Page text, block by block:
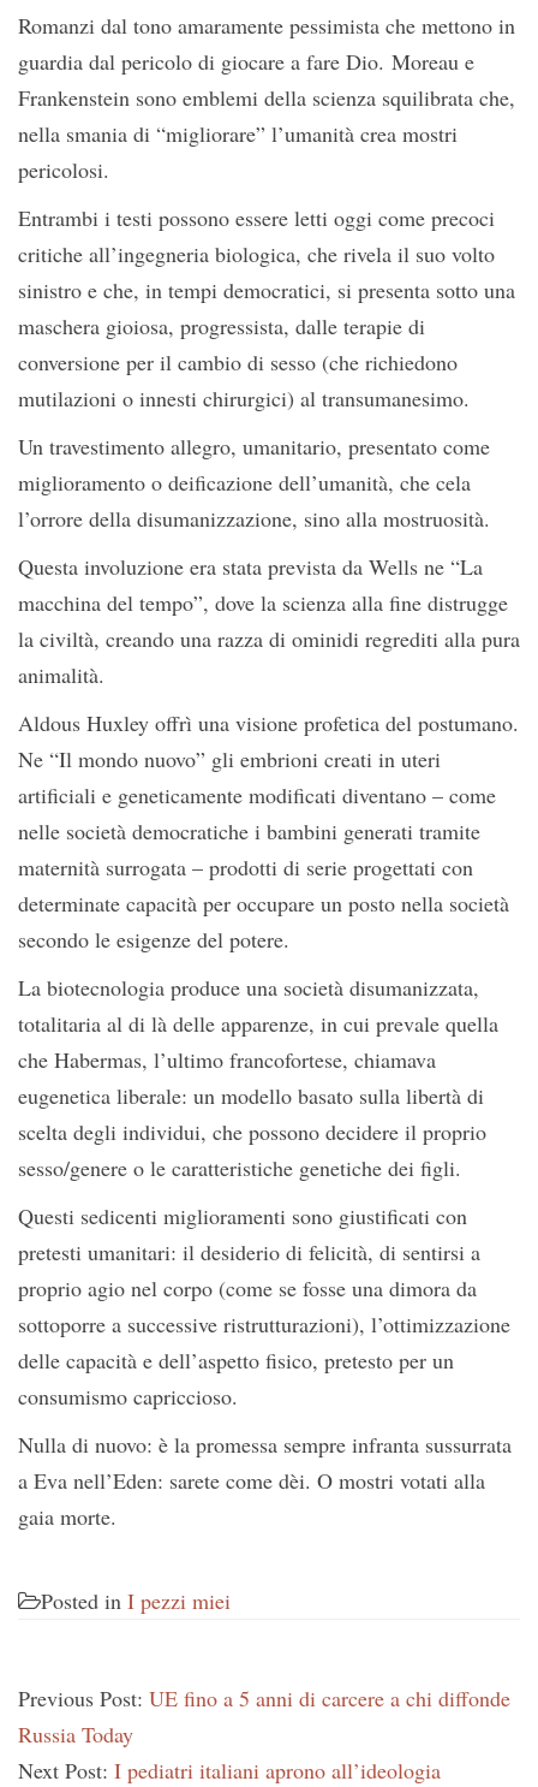
Romanzi dal tono amaramente pessimista che mettono in
guardia dal pericolo di giocare a fare Dio. Moreau e
Frankenstein sono emblemi della scienza squilibrata che,
nella smania di “migliorare” l’umanità crea mostri
pericolosi.
Entrambi i testi possono essere letti oggi come precoci
critiche all’ingegneria biologica, che rivela il suo volto
sinistro e che, in tempi democratici, si presenta sotto una
maschera gioiosa, progressista, dalle terapie di
conversione per il cambio di sesso (che richiedono
mutilazioni o innesti chirurgici) al transumanesimo.
Un travestimento allegro, umanitario, presentato come
miglioramento o deificazione dell’umanità, che cela
l’orrore della disumanizzazione, sino alla mostruosità.
Questa involuzione era stata prevista da Wells ne “La
macchina del tempo”, dove la scienza alla fine distrugge
la civiltà, creando una razza di ominidi regrediti alla pura
animalità.
Aldous Huxley offrì una visione profetica del postumano.
Ne “Il mondo nuovo” gli embrioni creati in uteri
artificiali e geneticamente modificati diventano – come
nelle società democratiche i bambini generati tramite
maternità surrogata – prodotti di serie progettati con
determinate capacità per occupare un posto nella società
secondo le esigenze del potere.
La biotecnologia produce una società disumanizzata,
totalitaria al di là delle apparenze, in cui prevale quella
che Habermas, l’ultimo francofortese, chiamava
eugenetica liberale: un modello basato sulla libertà di
scelta degli individui, che possono decidere il proprio
sesso/genere o le caratteristiche genetiche dei figli.
Questi sedicenti miglioramenti sono giustificati con
pretesti umanitari: il desiderio di felicità, di sentirsi a
proprio agio nel corpo (come se fosse una dimora da
sottoporre a successive ristrutturazioni), l’ottimizzazione
delle capacità e dell’aspetto fisico, pretesto per un
consumismo capriccioso.
Nulla di nuovo: è la promessa sempre infranta sussurrata
a Eva nell’Eden: sarete come dèi. O mostri votati alla
gaia morte.
Posted in I pezzi miei
Previous Post: UE fino a 5 anni di carcere a chi diffonde
Russia Today
Next Post: I pediatri italiani aprono all’ideologia